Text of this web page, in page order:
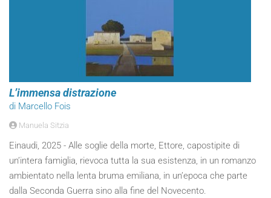
L’immensa distrazione
di Marcello Fois
Manuela Sitzia
Einaudi, 2025 - Alle soglie della morte, Ettore, capostipite di
un’intera famiglia, rievoca tutta la sua esistenza, in un romanzo
ambientato nella lenta bruma emiliana, in un’epoca che parte
dalla Seconda Guerra sino alla fine del Novecento.